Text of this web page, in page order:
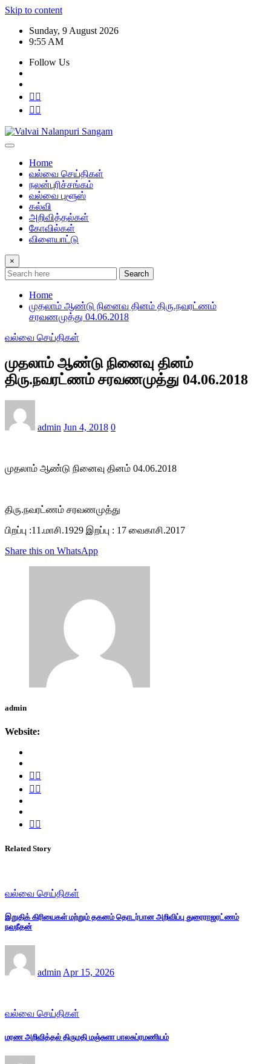
Skip to content
Sunday, 9 August 2026
9:55 AM
Follow Us
Home
வல்வை செய்திகள்
நலன்புரிச்சங்கம்
வல்வை புளூஸ்
கல்வி
அறிவித்தல்கள்
கோவில்கள்
விளையாட்டு
×
Search
Home
முதலாம் ஆண்டு நினைவு தினம் திரு.நவரட்ணம்
சரவணமுத்து 04.06.2018
வல்வை செய்திகள்
முதலாம் ஆண்டு நினைவு தினம்
திரு.நவரட்ணம் சரவணமுத்து 04.06.2018
admin Jun 4, 2018 0
முதலாம் ஆண்டு நினைவு தினம் 04.06.2018
திரு.நவரட்ணம் சரவணமுத்து
பிறப்பு :11.மாசி.1929 இறப்பு : 17 வைகாசி.2017
Share this on WhatsApp
admin
Website:
Related Story
வல்வை செய்திகள்
இறுதிக் கிரியைகள் மற்றும் தகனம் தொடர்பான அறிவிப்பு துரைராஜரட்ணம்
நவநீதன்
admin Apr 15, 2026
வல்வை செய்திகள்
மரண அறிவித்தல் திருமதி மஞ்சுளா பாலசுப்ரமணியம்